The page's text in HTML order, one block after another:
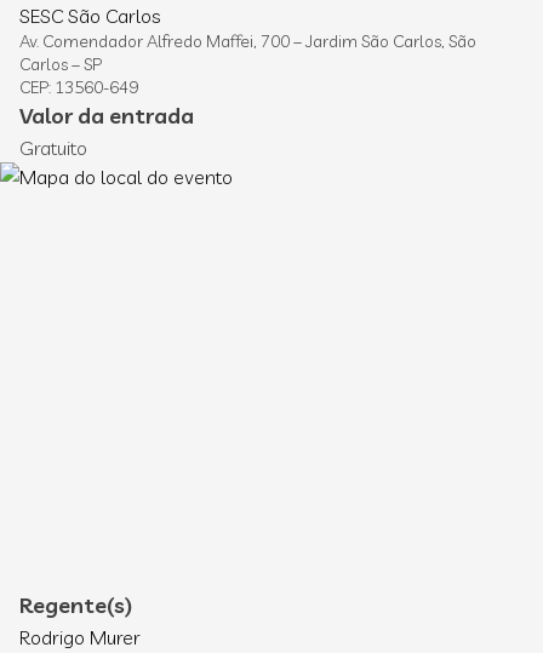
SESC São Carlos
Av. Comendador Alfredo Maffei, 700 – Jardim São Carlos, São
Carlos – SP
CEP: 13560-649
Valor da entrada
Gratuito
Regente(s)
Rodrigo Murer